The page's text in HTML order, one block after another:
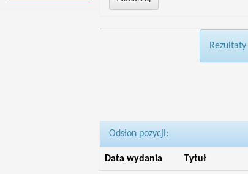
Odsłon pozycji:
Data wydania Tytuł